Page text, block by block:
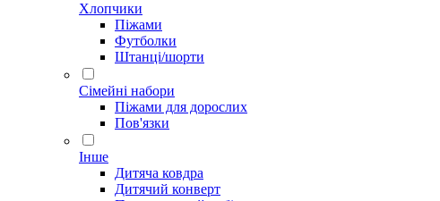
Хлопчики
Піжами
Футболки
Штанці/шорти
Сімейні набори
Піжами для дорослих
Пов'язки
Інше
Дитяча ковдра
Дитячий конверт